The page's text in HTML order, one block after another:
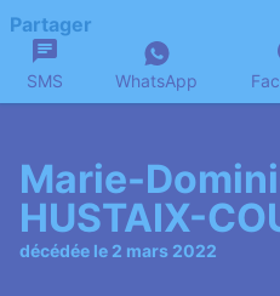
Partager
SMS WhatsApp
Marie-
HUSTAIX-
décédée le 2 mars 2022